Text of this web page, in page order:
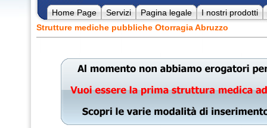
Home Page Servizi Pagina legale
I nostri prodotti
Strutture mediche pubbliche Otorragia Abruzzo